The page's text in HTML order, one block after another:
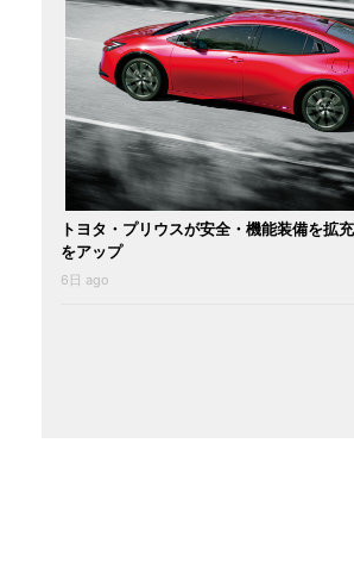
トヨタ・プリウスが安全・機能装備を拡
をアップ
6日 ago